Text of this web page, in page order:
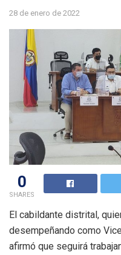
28 de enero de 2022
0
SHARES
El cabildante distrital,
desempeñando como
afirmó que seguirá